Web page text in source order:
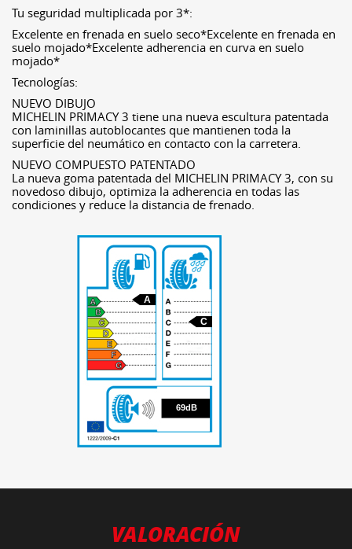
Tu seguridad multiplicada por 3*:
Excelente en frenada en suelo seco*Excelente en frenada en
suelo mojado*Excelente adherencia en curva en suelo
mojado*
Tecnologías:
NUEVO DIBUJO
MICHELIN PRIMACY 3 tiene una nueva escultura patentada
con laminillas autoblocantes que mantienen toda la
superficie del neumático en contacto con la carretera.
NUEVO COMPUESTO PATENTADO
La nueva goma patentada del MICHELIN PRIMACY 3, con su
novedoso dibujo, optimiza la adherencia en todas las
condiciones y reduce la distancia de frenado.
69
A
C
69dB
VALORACIÓN